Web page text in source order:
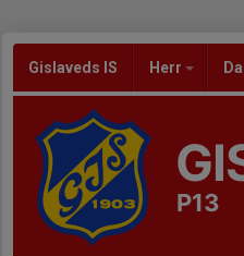
Gislaveds IS Herr
P13